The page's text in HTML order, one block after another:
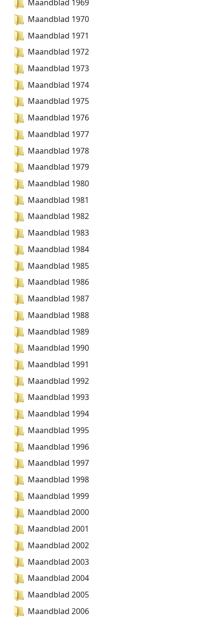
Maandblad 1969
Maandblad 1970
Maandblad 1971
Maandblad 1972
Maandblad 1973
Maandblad 1974
Maandblad 1975
Maandblad 1976
Maandblad 1977
Maandblad 1978
Maandblad 1979
Maandblad 1980
Maandblad 1981
Maandblad 1982
Maandblad 1983
Maandblad 1984
Maandblad 1985
Maandblad 1986
Maandblad 1987
Maandblad 1988
Maandblad 1989
Maandblad 1990
Maandblad 1991
Maandblad 1992
Maandblad 1993
Maandblad 1994
Maandblad 1995
Maandblad 1996
Maandblad 1997
Maandblad 1998
Maandblad 1999
Maandblad 2000
Maandblad 2001
Maandblad 2002
Maandblad 2003
Maandblad 2004
Maandblad 2005
Maandblad 2006